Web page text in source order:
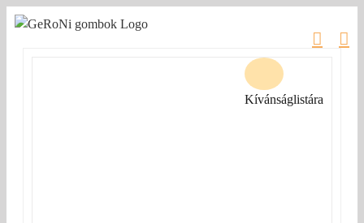
Kihagyás
Kívánságlistára